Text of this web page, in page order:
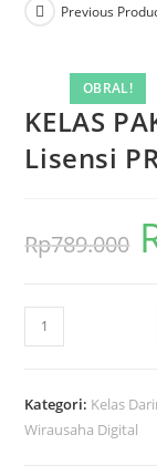
OBRAL!
Previous
KELAS
Lisensi
Rp789.000
Kuantitas
KELAS
PROFIT
AGENCY
Kategori: Kelas
Wirausaha Digital